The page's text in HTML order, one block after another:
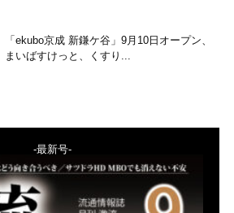
「ekubo京成 新鎌ケ谷」9月10日オープン、
まいばすけっと、くすり...
-最新号-